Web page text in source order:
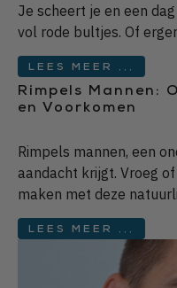
Je scheert je en een
vol rode bultjes. Of
LEES MEER ...
Rimpels Mannen:
en Voorkomen
Rimpels mannen, een
aandacht krijgt. Vroeg
maken met deze
LEES MEER ...